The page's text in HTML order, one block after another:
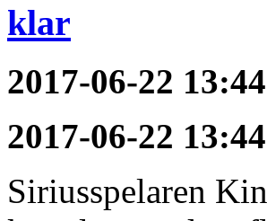
klar
2017-06-22 13:44
2017-06-22 13:44
Siriusspelaren